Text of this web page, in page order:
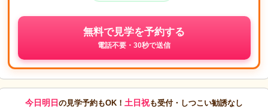
無料で見学を予約する
電話不要・30秒で送信
今日明日 の見学予約もOK！ 土日祝も受付・しつこい勧誘なし